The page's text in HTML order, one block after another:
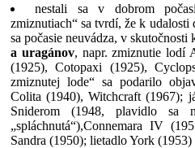
nestali sa v dobrom
zmiznutiach“ sa tvrdí, že k udalosti
sa počasie neuvádza, v skutočnosti
a uragánov, napr. zmiznutie lodí
(1925), Cotopaxi (1925),
zmiznutej lode“ sa podarilo
Colita (1940), Witchcraft (1967);
Sniderom (1948, plavidlo sa
„spláchnutá“),Connemara IV
Sandra (1950); lietadlo York (1953)